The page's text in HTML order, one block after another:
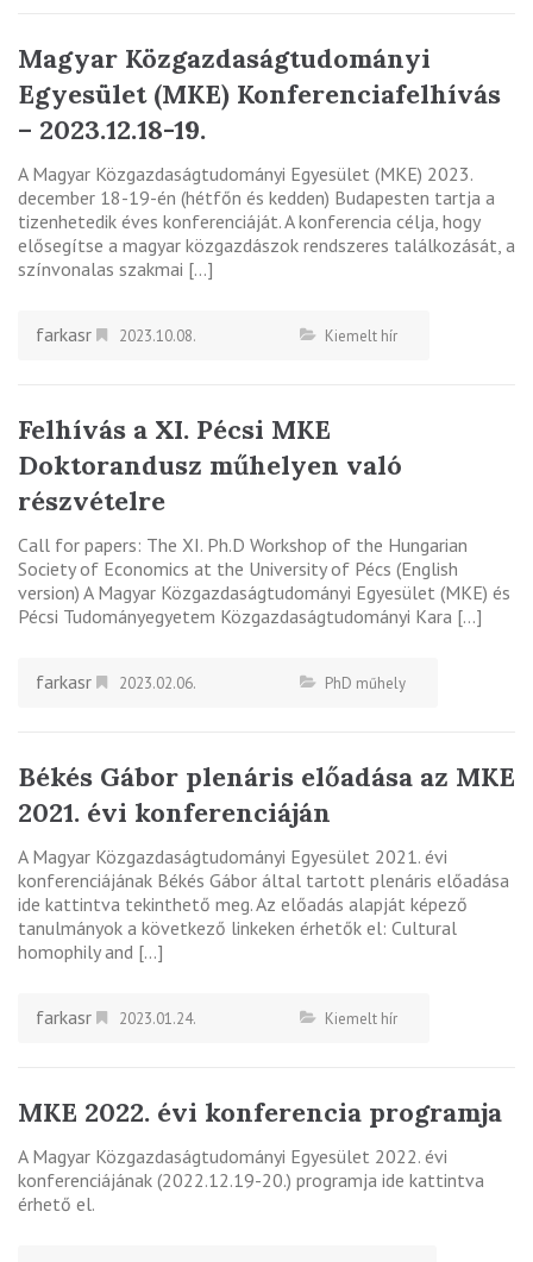
Magyar Közgazdaságtudományi
Egyesület (MKE) Konferenciafelhívás
– 2023.12.18-19.
A Magyar Közgazdaságtudományi Egyesület (MKE) 2023.
december 18-19-én (hétfőn és kedden) Budapesten tartja a
tizenhetedik éves konferenciáját. A konferencia célja, hogy
elősegítse a magyar közgazdászok rendszeres találkozását, a
színvonalas szakmai […]
farkasr 2023.10.08. Kiemelt hír
Felhívás a XI. Pécsi MKE
Doktorandusz műhelyen való
részvételre
Call for papers: The XI. Ph.D Workshop of the Hungarian
Society of Economics at the University of Pécs (English
version) A Magyar Közgazdaságtudományi Egyesület (MKE) és
Pécsi Tudományegyetem Közgazdaságtudományi Kara […]
farkasr 2023.02.06. PhD műhely
Békés Gábor plenáris előadása az MKE
2021. évi konferenciáján
A Magyar Közgazdaságtudományi Egyesület 2021. évi
konferenciájának Békés Gábor által tartott plenáris előadása
ide kattintva tekinthető meg. Az előadás alapját képező
tanulmányok a következő linkeken érhetők el: Cultural
homophily and […]
farkasr 2023.01.24. Kiemelt hír
MKE 2022. évi konferencia programja
A Magyar Közgazdaságtudományi Egyesület 2022. évi
konferenciájának (2022.12.19-20.) programja ide kattintva
érhető el.